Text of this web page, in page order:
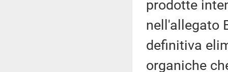
prodotte
nell'allegato
definitiva
organiche